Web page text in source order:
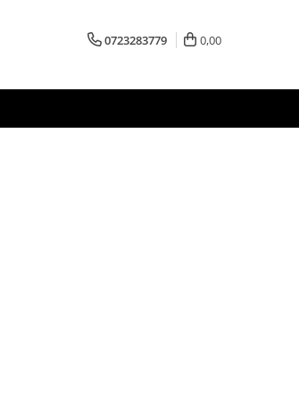
0723283779 0,00